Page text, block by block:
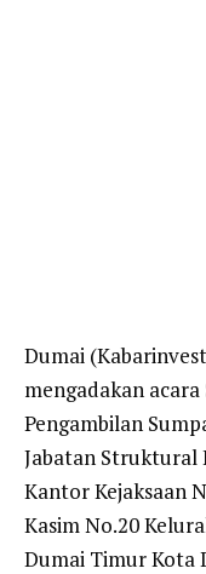
Dumai
mengadakan acara
Pengambilan
Jabatan Struktural
Kantor Kejaksaan
Kasim No.20
Dumai Timur Kota